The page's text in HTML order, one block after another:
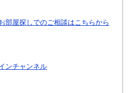
部屋探しでのご相談はこちらから
ンチャンネル